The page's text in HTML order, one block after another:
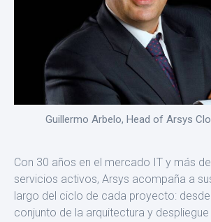
Guillermo Arbelo, Head of Arsys
Con 30 años en el mercado IT y más
servicios activos, Arsys acompaña a
largo del ciclo de cada proyecto:
conjunto de la arquitectura y despliegue